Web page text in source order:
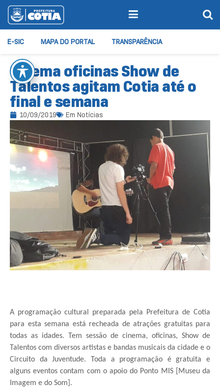
E-SIC MAPA DO PORTAL TRANSPARÊNCIA
Cinema oficinas Show de
Talentos agitam Cotia até o
final e semana
10/09/2019 Em Notícias
A programação cultural preparada pela Prefeitura de Cotia
para esta semana está recheada de atrações gratuitas para
todas as idades. Tem sessão de cinema, oficinas, Show de
Talentos com diversos artistas e bandas musicais da cidade e o
Circuito da Juventude. Toda a programação é gratuita e
alguns eventos contam com o apoio do Ponto MIS [Museu da
Imagem e do Som].